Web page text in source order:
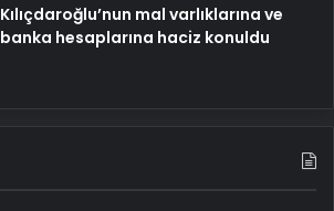
Kılıçdaroğlu’nun mal varlıklarına ve
banka hesaplarına haciz konuldu